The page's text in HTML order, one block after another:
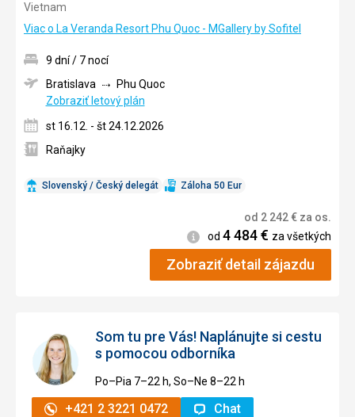
Vietnam
Viac o La Veranda Resort Phu Quoc - MGallery by Sofitel
Slovenský / Český delegát Záloha 50 Eur
9 dní / 7 nocí
Bratislava
Phu Quoc
Zobraziť letový plán
st 16.12. - št 24.12.2026
Raňajky
od 2 242€ za os.
Informácie
od 4 484€ za všetkých
Zobraziť detail zájazdu
Som tu pre Vás! Naplánujte si cestu
s pomocou odborníka
Po–Pia 7–⁠⁠⁠⁠⁠⁠22 h, So–Ne 8–⁠⁠⁠⁠⁠⁠22 h
+421 2 3221 0472 Chat